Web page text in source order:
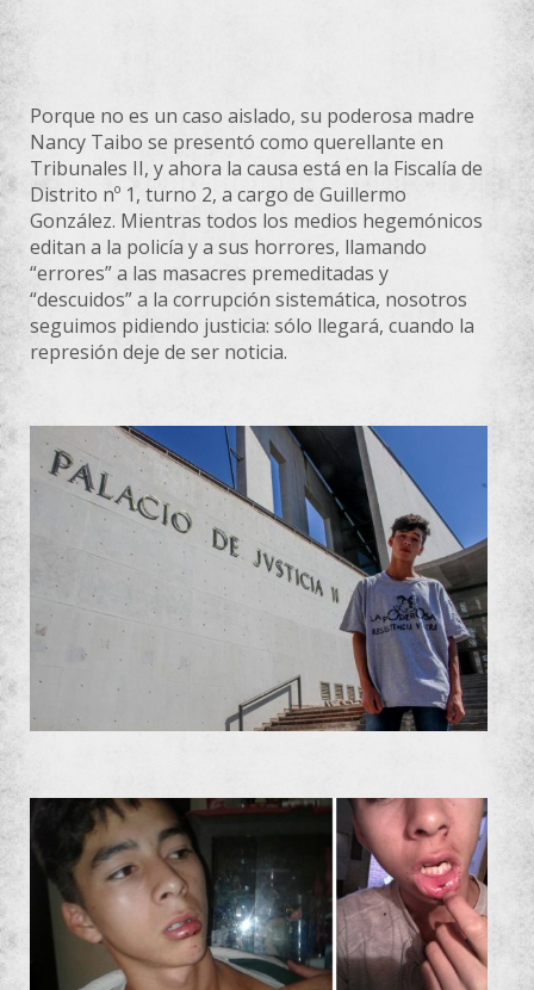
Porque no es un caso aislado, su poderosa madre
Nancy Taibo se presentó como querellante en
Tribunales II, y ahora la causa está en la Fiscalía de
Distrito nº 1, turno 2, a cargo de Guillermo
González. Mientras todos los medios hegemónicos
editan a la policía y a sus horrores, llamando
“errores” a las masacres premeditadas y
“descuidos” a la corrupción sistemática, nosotros
seguimos pidiendo justicia: sólo llegará, cuando la
represión deje de ser noticia.